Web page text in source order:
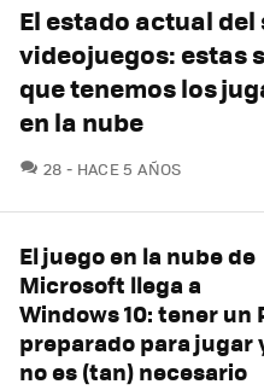
El estado actual
videojuegos: estas
que tenemos los
en la nube
28 COMENTARIOS
HACE 5 AÑOS
El juego en la nube de
Microsoft llega a
Windows 10: tener un
preparado para jugar
no es (tan) necesario